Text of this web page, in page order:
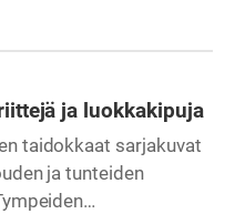
ja luokkakipuja
taidokkaat sarjakuvat
ja tunteiden